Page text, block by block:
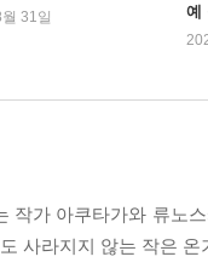
31일
예
작가 아쿠타가와 류노
사라지지 않는 작은